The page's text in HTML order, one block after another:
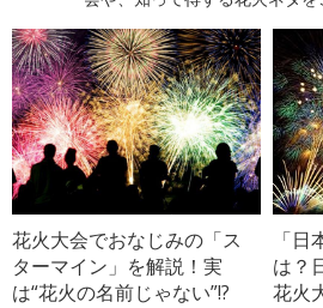
花火大会でおなじみの「ス
ターマイン」を解説！実
は“花火の名前じゃない”!?
「
は？
花火